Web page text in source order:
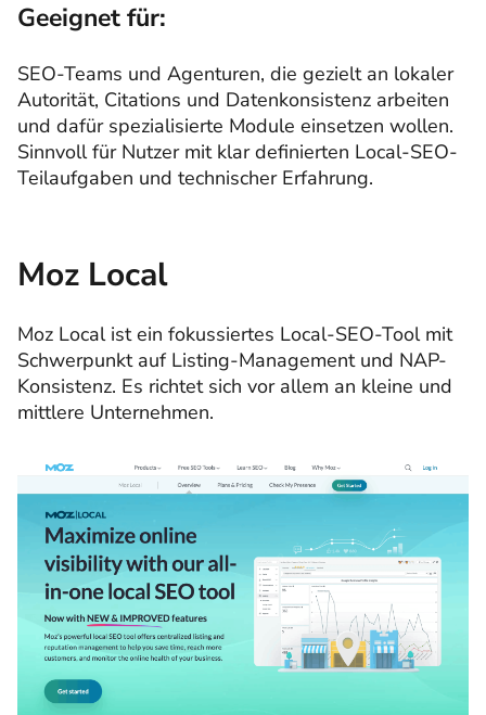
Geeignet für:
SEO-Teams und Agenturen, die gezielt an lokaler
Autorität, Citations und Datenkonsistenz arbeiten
und dafür spezialisierte Module einsetzen wollen.
Sinnvoll für Nutzer mit klar definierten Local-SEO-
Teilaufgaben und technischer Erfahrung.
Moz Local
Moz Local ist ein fokussiertes Local-SEO-Tool mit
Schwerpunkt auf Listing-Management und NAP-
Konsistenz. Es richtet sich vor allem an kleine und
mittlere Unternehmen.